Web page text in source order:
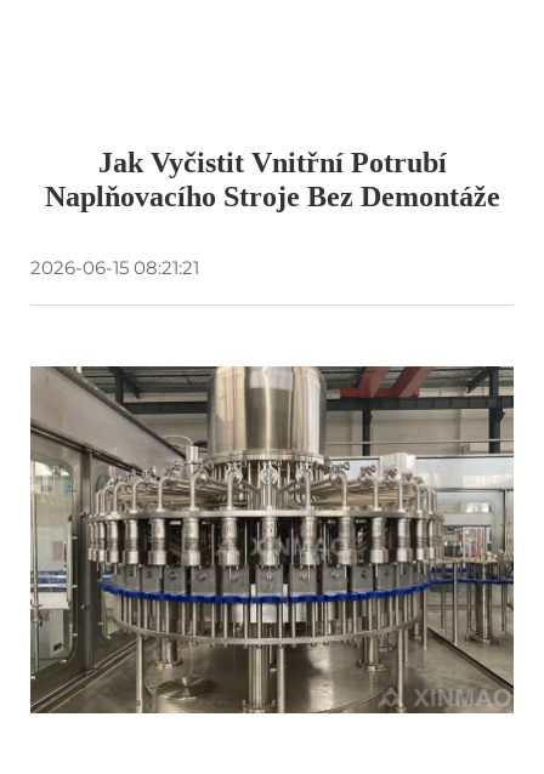
Jak Vyčistit Vnitřní Potrubí
Naplňovacího Stroje Bez Demontáže
2026-06-15 08:21:21